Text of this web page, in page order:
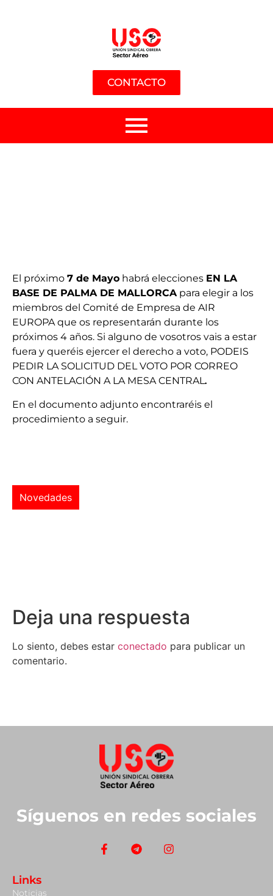
CONTACTO
El próximo 7 de Mayo habrá elecciones EN LA
BASE DE PALMA DE MALLORCApara elegir a los
miembros del Comité de Empresa de AIR
EUROPA que os representarán durante los
próximos 4 años. Si alguno de vosotros vais a estar
fuera y queréis ejercer el derecho a voto, PODEIS
PEDIR LA SOLICITUD DEL VOTO POR CORREO
CON ANTELACIÓN A LA MESA CENTRAL.
En el documento adjunto encontraréis el
procedimiento a seguir.
Novedades
Deja una respuesta
Lo siento, debes estar conectado para publicar un
comentario.
Síguenos en redes sociales
Links
Noticias